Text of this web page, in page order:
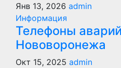
Янв 13, 2026 admin
Информация
Телефоны
Нововоронежа
Окт 15, 2025 admin